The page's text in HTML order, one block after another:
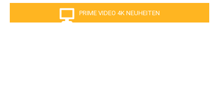
PRIME VIDEO 4K NEUHEITEN